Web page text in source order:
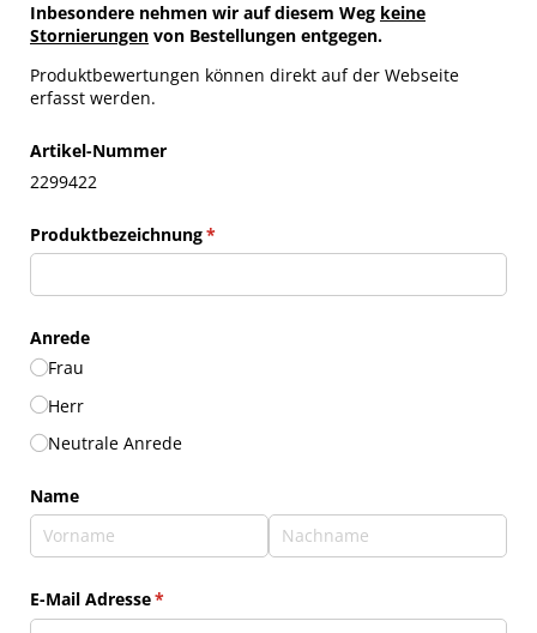
Inbesondere nehmen wir auf diesem Weg keine
Stornierungen von Bestellungen entgegen.
Produktbewertungen können direkt auf der Webseite
erfasst werden.
Artikel-Nummer
2299422
Produktbezeichnung*
(erforderlich)
Anrede
Frau
Herr
Neutrale Anrede
Name
E-Mail Adresse*
(erforderlich)